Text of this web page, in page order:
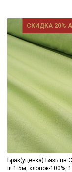
СКИДКА 20%
Брак(уценка) Бязь
ш.1.5м, хлопок-100%,
Электронная
Ознакомлен(а)
и даю
данных
Даю